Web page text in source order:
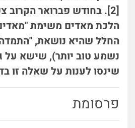
[2]. בחודש פברואר הקרוב
החלל שהיא נושאת,
נשמע טוב יותר), שישא על
שינסו לענות על שאלה זו
פרסומת